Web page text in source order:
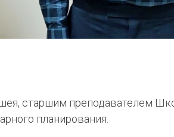
старшим преподавателем
планирования.